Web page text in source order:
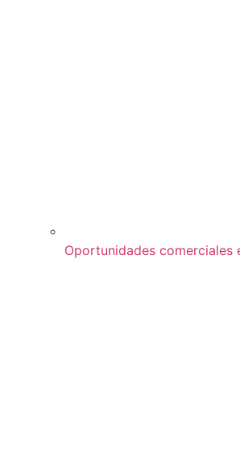
Oportunidades comerciales